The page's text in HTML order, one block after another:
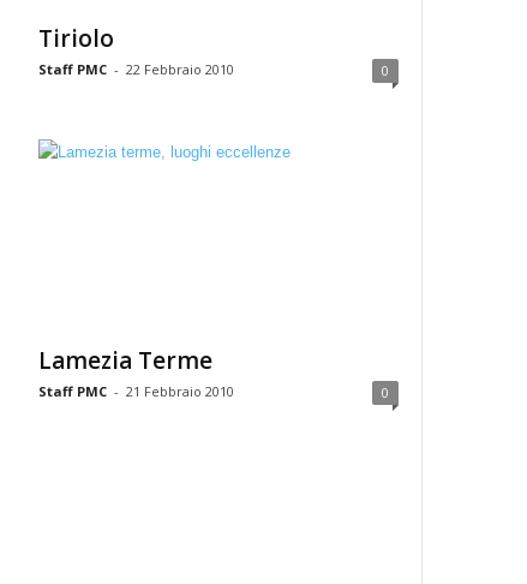
Tiriolo
Staff PMC - 22 Febbraio 2010 0
Lamezia Terme
Staff PMC - 21 Febbraio 2010 0